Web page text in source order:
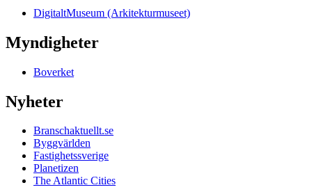
DigitaltMuseum (Arkitekturmuseet)
Myndigheter
Boverket
Nyheter
Branschaktuellt.se
Byggvärlden
Fastighetssverige
Planetizen
The Atlantic Cities